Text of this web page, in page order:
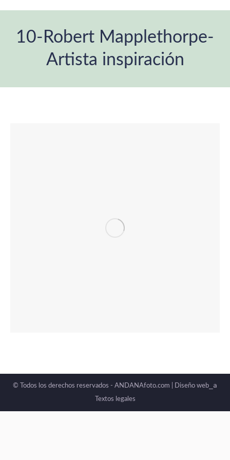
10-Robert Mapplethorpe-
Artista inspiración
© Todos los derechos reservados - ANDANAfoto.com | Diseño web _a
Textos legales